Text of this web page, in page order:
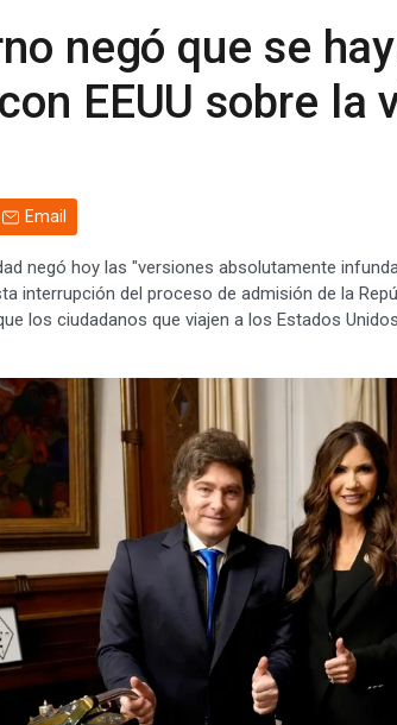
negó que se
EEUU sobre la
Email
negó hoy las "versiones absolutamente
interrupción del proceso de admisión de la
los ciudadanos que viajen a los Estados